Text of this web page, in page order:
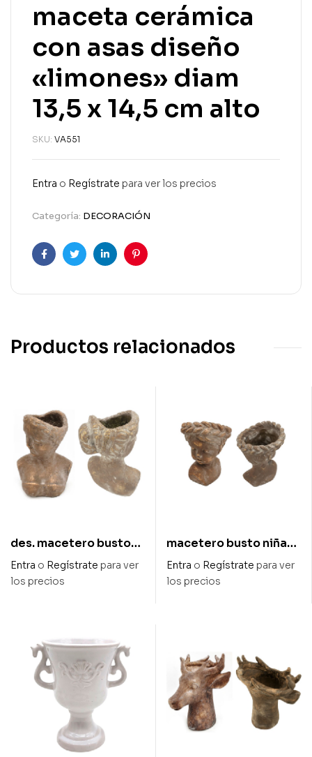
maceta cerámica
con asas diseño
«limones» diam
13,5 x 14,5 cm alto
SKU: VA551
Entra o Regístrate para ver los precios
Categoría: DECORACIÓN
FacebookTwitterLinkedinPinterest
Productos relacionados
des. macetero busto
mujer en oro
envejecido 20,5 x 16,5
Entra o Regístrate para ver
los precios
macetero busto niña
con trenza en oro
envejecido diam 17 x
Entra o Regístrate para ver
los precios